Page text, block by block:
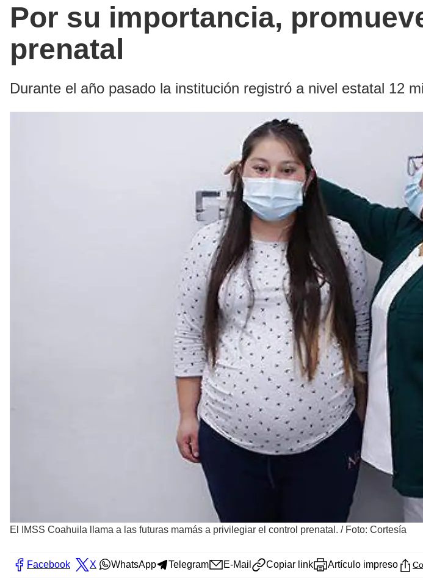
Por su importancia,
prenatal
Durante el año pasado la institución registró a nivel estatal 12
El IMSS Coahuila llama a las futuras mamás a privilegiar el control prenatal. / Foto: Cortesía
Facebook X WhatsApp Telegram E-Mail Copiar link Artículo impreso